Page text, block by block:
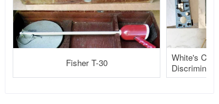
Fisher T-30
White's